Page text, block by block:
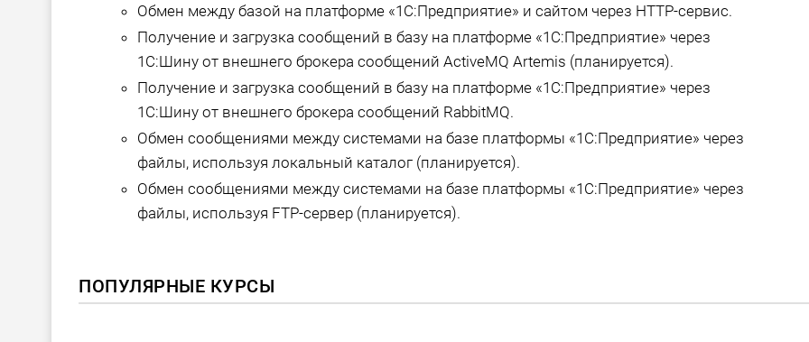
Обмен между базой на платформе «1С:Предприятие» и сайтом через HTTP-сервис.
Получение и загрузка сообщений в базу на платформе «1С:Предприятие» через
1С:Шину от внешнего брокера сообщений ActiveMQ Artemis (планируется).
Получение и загрузка сообщений в базу на платформе «1С:Предприятие» через
1С:Шину от внешнего брокера сообщений RabbitMQ.
Обмен сообщениями между системами на базе платформы «1С:Предприятие» через
файлы, используя локальный каталог (планируется).
Обмен сообщениями между системами на базе платформы «1С:Предприятие» через
файлы, используя FTP-сервер (планируется).
ПОПУЛЯРНЫЕ КУРСЫ